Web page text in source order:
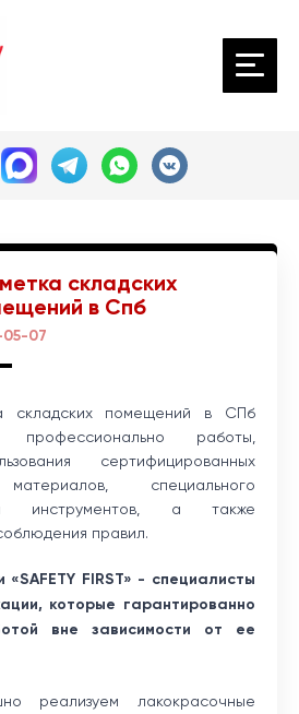
складских
в Спб
05-07
складских помещений в СПб
профессионально работы,
сертифицированных
специального
инструментов, а также
правил.
FIRST» - специалисты
которые гарантированно
вне зависимости от ее
реализуем лакокрасочные